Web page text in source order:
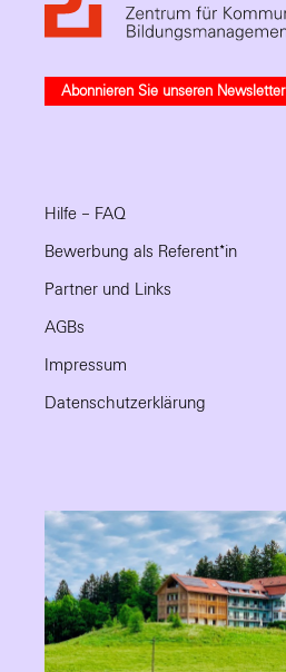
Abonnieren Sie unseren Newsletter
Hilfe – FAQ
Bewerbung als Referent*in
Partner und Links
AGBs
Impressum
Datenschutzerklärung